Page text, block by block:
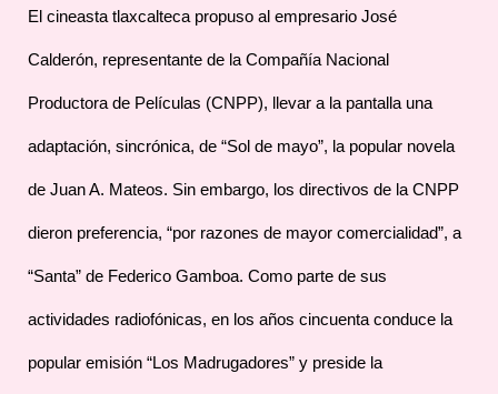
El cineasta tlaxcalteca propuso al empresario José
Calderón, representante de la Compañía Nacional
Productora de Películas (CNPP), llevar a la pantalla una
adaptación, sincrónica, de “Sol de mayo”, la popular novela
de Juan A. Mateos. Sin embargo, los directivos de la CNPP
dieron preferencia, “por razones de mayor comercialidad”, a
“Santa” de Federico Gamboa. Como parte de sus
actividades radiofónicas, en los años cincuenta conduce la
popular emisión “Los Madrugadores” y preside la